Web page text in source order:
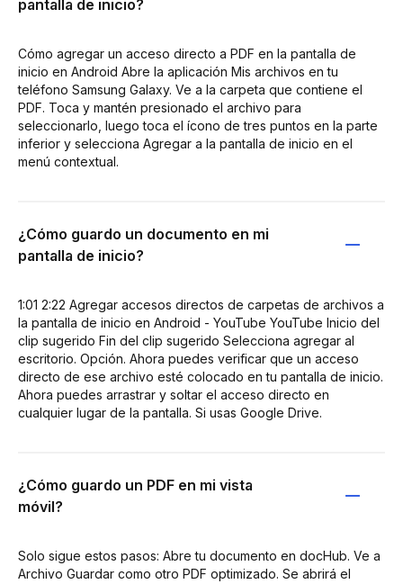
pantalla de inicio?
Cómo agregar un acceso directo a PDF en la pantalla de
inicio en Android Abre la aplicación Mis archivos en tu
teléfono Samsung Galaxy. Ve a la carpeta que contiene el
PDF. Toca y mantén presionado el archivo para
seleccionarlo, luego toca el ícono de tres puntos en la parte
inferior y selecciona Agregar a la pantalla de inicio en el
menú contextual.
¿Cómo guardo un documento en mi
pantalla de inicio?
1:01 2:22 Agregar accesos directos de carpetas de archivos a
la pantalla de inicio en Android - YouTube YouTube Inicio del
clip sugerido Fin del clip sugerido Selecciona agregar al
escritorio. Opción. Ahora puedes verificar que un acceso
directo de ese archivo esté colocado en tu pantalla de inicio.
Ahora puedes arrastrar y soltar el acceso directo en
cualquier lugar de la pantalla. Si usas Google Drive.
¿Cómo guardo un PDF en mi vista
móvil?
Solo sigue estos pasos: Abre tu documento en docHub. Ve a
Archivo Guardar como otro PDF optimizado. Se abrirá el